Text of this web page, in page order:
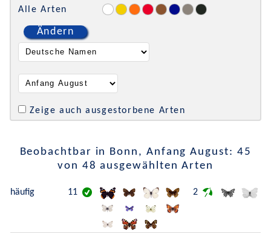
Alle Arten
Ändern
Zeige auch ausgestorbene Arten
Beobachtbar in Bonn, Anfang August: 45
von 48 ausgewählten Arten
häufig 11 2